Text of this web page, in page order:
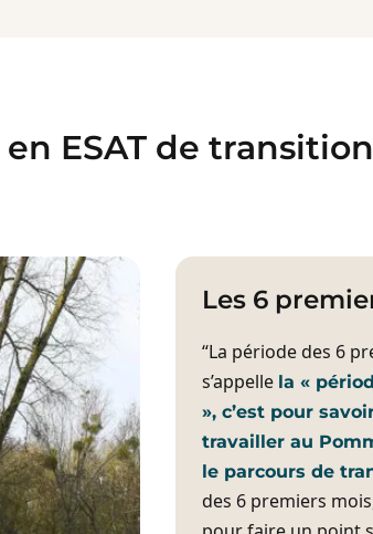
ESAT de transition
Les 6
“La période des 6
s’appelle la «
», c’est pour
travailler au
le parcours de
des 6 premiers